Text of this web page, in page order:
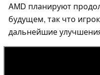
AMD планируют
будущем, так что
дальнейшие